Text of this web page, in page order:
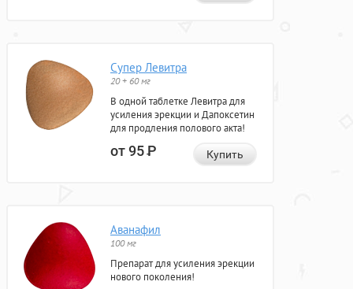
Супер Левитра
20 + 60 мг
В одной таблетке Левитра для
усиления эрекции и Дапоксетин
для продления полового акта!
от 95Р Купить
Аванафил
100 мг
Препарат для усиления эрекции
нового поколения!